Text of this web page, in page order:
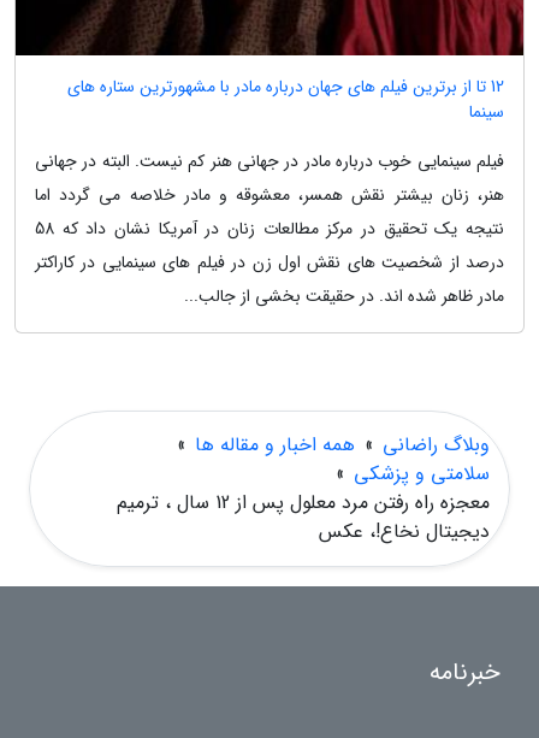
12 تا از برترین فیلم های جهان درباره مادر با مشهورترین ستاره های
سینما
فیلم سینمایی خوب درباره مادر در جهانی هنر کم نیست. البته در جهانی
هنر، زنان بیشتر نقش همسر، معشوقه و مادر خلاصه می گردد اما
نتیجه یک تحقیق در مرکز مطالعات زنان در آمریکا نشان داد که 58
درصد از شخصیت های نقش اول زن در فیلم های سینمایی در کاراکتر
مادر ظاهر شده اند. در حقیقت بخشی از جالب...
وبلاگ راضانی » همه اخبار و مقاله ها »
سلامتی و پزشکی »
معجزه راه رفتن مرد معلول پس از 12 سال ، ترمیم
دیجیتال نخاع!، عکس
خبرنامه